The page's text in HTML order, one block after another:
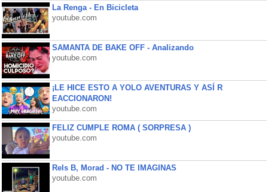
La Renga - En Bicicleta
youtube.com
SAMANTA DE BAKE OFF - Analizando
youtube.com
¡LE HICE ESTO A YOLO AVENTURAS Y ASÍ R
EACCIONARON!
youtube.com
FELIZ CUMPLE ROMA ( SORPRESA )
youtube.com
Rels B, Morad - NO TE IMAGINAS
youtube.com